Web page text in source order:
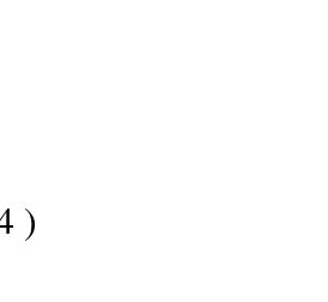
)